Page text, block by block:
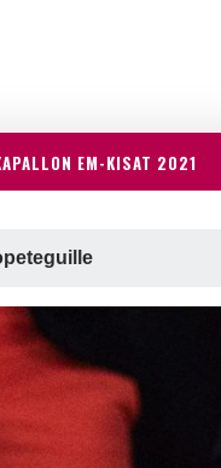
EM-KISAT 2021